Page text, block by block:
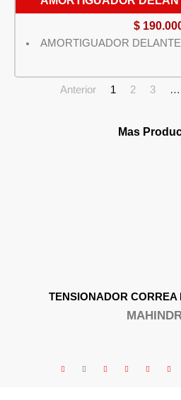
$
AMORTIGUADOR
Anterior 1 2 3 …
Mas
TENSIONADOR